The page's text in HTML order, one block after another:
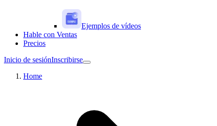
Ejemplos de vídeos
Hable con Ventas
Precios
Inicio de sesiónInscribirse
Home